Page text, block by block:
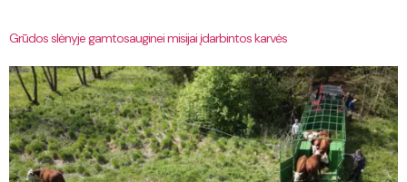
Grūdos slėnyje gamtosauginei misijai įdarbintos karvės